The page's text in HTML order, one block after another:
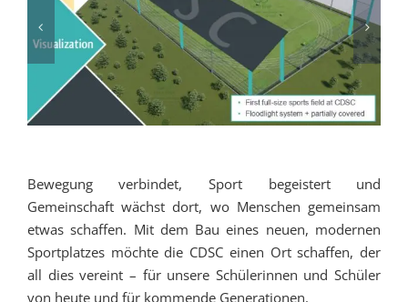
Bewegung verbindet, Sport begeistert und
Gemeinschaft wächst dort, wo Menschen gemeinsam
etwas schaffen. Mit dem Bau eines neuen, modernen
Sportplatzes möchte die CDSC einen Ort schaffen, der
all dies vereint – für unsere Schülerinnen und Schüler
von heute und für kommende Generationen.